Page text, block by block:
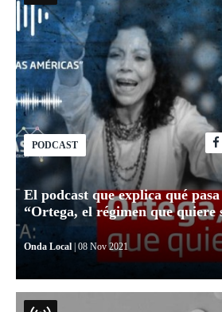
PODCAST
El podcast que explica qué
“Ortega, el régimen que quiere
Onda Local | 08 Nov 2021